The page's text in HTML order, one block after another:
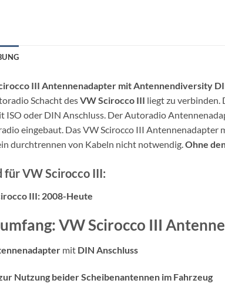
III Antennenadapter mit Antennendiversity
Schacht desVW Scirocco III liegt zu verbinden.
ISO oder DIN Anschluss. Der Autoradio
eingebaut. Das VW Scirocco III
durchtrennen von Kabeln nicht notwendig.Ohne
für VW Scirocco III:
III: 2008-Heute
VW Scirocco III
mitDIN Anschluss
Nutzung beider Scheibenantennen im Fahrzeug